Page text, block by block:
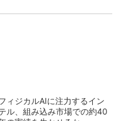
ィジカルAIに注力するイン
ル、組み込み市場での約40